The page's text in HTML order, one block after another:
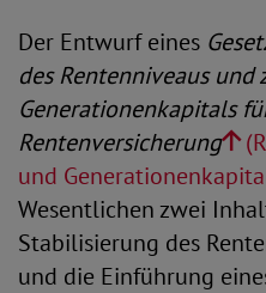
Der Entwurf eines
des Rentenniveaus und
Generationenkapitals
Rentenversicherung
und
Wesentlichen zwei
Stabilisierung des
und die Einführung